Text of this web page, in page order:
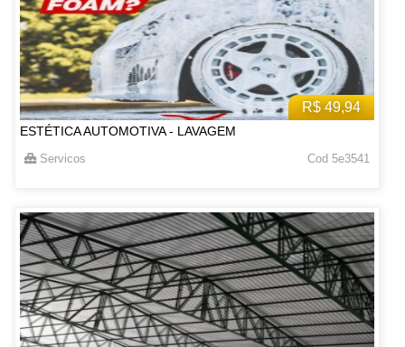
R$ 49,94
ESTÉTICA AUTOMOTIVA - LAVAGEM
Servicos Cod 5e3541